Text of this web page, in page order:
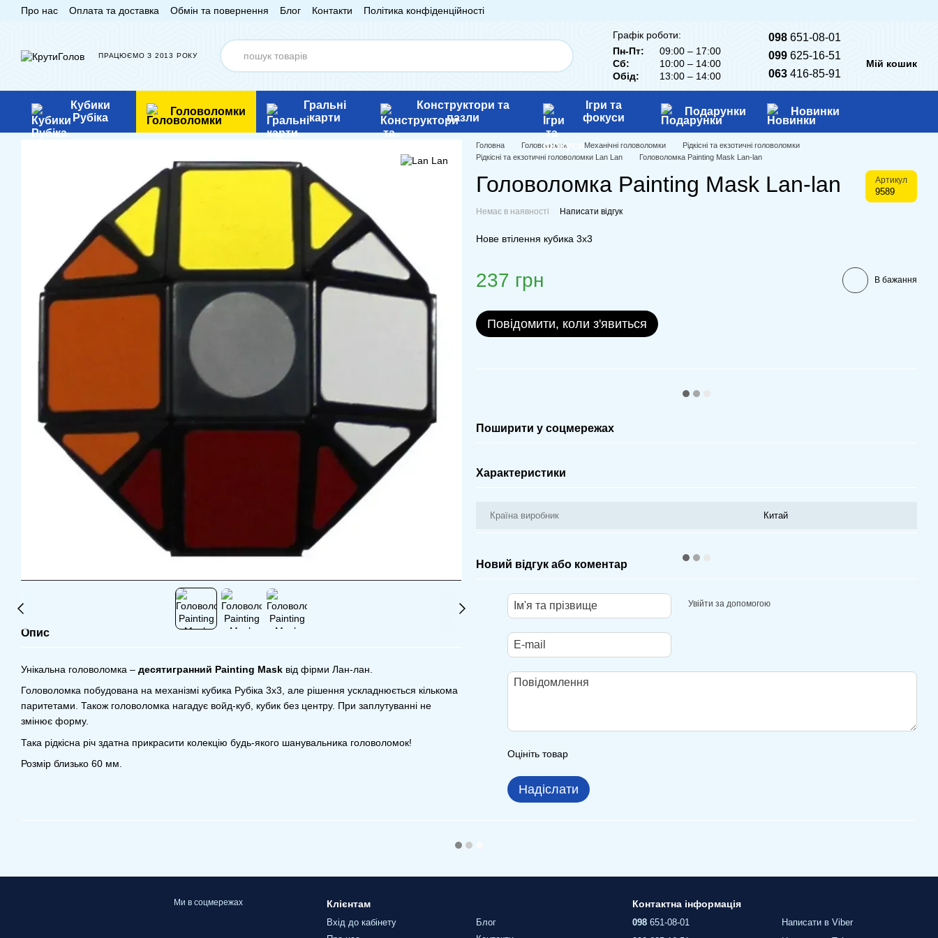
Перейти до основного контенту
Про нас Оплата та доставка Обмін та повернення Блог Контакти Політика конфіденційності
ПРАЦЮЄМО З 2013 РОКУ
Графік роботи:
Пн-Пт:
09:00 – 17:00
Сб:
10:00 – 14:00
Обід:
13:00 – 14:00
098 651-08-01
099 625-16-51
063 416-85-91
Мій кошик
Кубики
Рубіка
Головоломки
Гральні
карти
Конструктори та
пазли
Ігри та
фокуси
Подарунки Новинки
Опис
Унікальна головоломка – десятигранний Painting Mask від фірми Лан-лан.
Головоломка побудована на механізмі кубика Рубіка 3х3, але рішення ускладнюється кількома
паритетами. Також головоломка нагадує войд-куб, кубик без центру. При заплутуванні не
змінює форму.
Така рідкісна річ здатна прикрасити колекцію будь-якого шанувальника головоломок!
Розмір близько 60 мм.
Головна Головоломки Механічні головоломки
Рідкісні та екзотичні головоломки
Рідкісні та екзотичні головоломки Lan Lan
Головоломка Painting Mask Lan-lan
Головоломка Painting Mask Lan-lan Артикул
9589
Немає в наявності Написати відгук
Нове втілення кубика 3х3
237 грн В бажання
Повідомити, коли з'явиться
Поширити у соцмережах
Характеристики
Країна виробник Китай
Новий відгук або коментар
Увійти за допомогою
Оцініть товар
Надіслати
Ми в соцмережах Клієнтам
Вхід до кабінету
Блог
Контактна інформація
098 651-08-01
Написати в Viber